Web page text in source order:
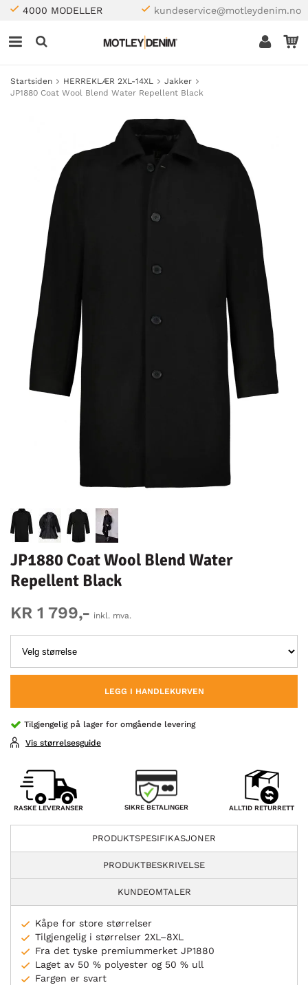
4000 MODELLER kundeservice@motleydenim.no
Startsiden HERREKLÆR 2XL-14XL
Jakker
JP1880 Coat Wool Blend Water Repellent Black
JP1880 Coat Wool Blend Water
Repellent Black
KR 1 799,- inkl. mva.
LEGG I HANDLEKURVEN
Tilgjengelig på lager for omgående levering
Vis størrelsesguide
RASKE LEVERANSER SIKRE BETALINGER ALLTID RETURRETT
PRODUKTSPESIFIKASJONER
PRODUKTBESKRIVELSE
KUNDEOMTALER
Kåpe for store størrelser
Tilgjengelig i størrelser 2XL–8XL
Fra det tyske premiummerket JP1880
Laget av 50 % polyester og 50 % ull
Fargen er svart